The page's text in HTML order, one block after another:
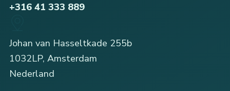
+316 41 333 889
Johan van Hasseltkade 255b
1032LP, Amsterdam
Nederland